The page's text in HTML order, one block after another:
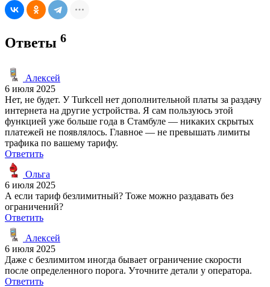
Ответы 6
Алексей
6 июля 2025
Нет, не будет. У Turkcell нет дополнительной платы за раздачу
интернета на другие устройства. Я сам пользуюсь этой
функцией уже больше года в Стамбуле — никаких скрытых
платежей не появлялось. Главное — не превышать лимиты
трафика по вашему тарифу.
Ответить
Ольга
6 июля 2025
А если тариф безлимитный? Тоже можно раздавать без
ограничений?
Ответить
Алексей
6 июля 2025
Даже с безлимитом иногда бывает ограничение скорости
после определенного порога. Уточните детали у оператора.
Ответить